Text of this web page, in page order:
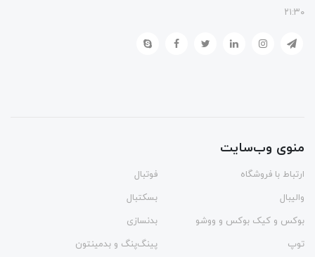
۲۱:۳۰
منوی وب‌سایت
ارتباط با فروشگاه
فوتبال
والیبال
بسکتبال
بوکس و کیک بوکس و ووشو
بدنسازی
توپ
پینگ‌پنگ و بدمينتون